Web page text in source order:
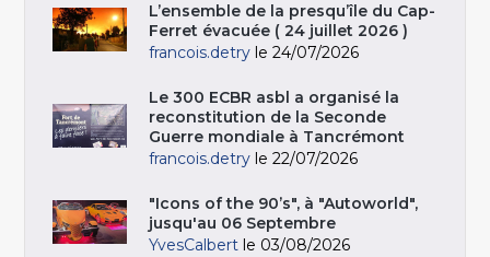
L’ensemble de la presqu’île du Cap-
Ferret évacuée ( 24 juillet 2026 )
francois.detry le 24/07/2026
Le 300 ECBR asbl a organisé la
reconstitution de la Seconde
Guerre mondiale à Tancrémont
francois.detry le 22/07/2026
"Icons of the 90’s", à "Autoworld",
jusqu'au 06 Septembre
YvesCalbert le 03/08/2026